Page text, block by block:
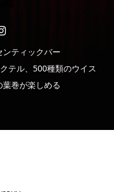
ティックバー
テル、500種類のウイス
巻が楽しめる